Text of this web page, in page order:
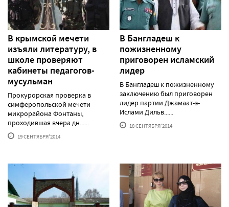
В крымской мечети
изъяли литературу, в
школе проверяют
кабинеты педагогов-
мусульман
Прокурорская проверка в
симферопольской мечети
микрорайона Фонтаны,
проходившая вчера дн......
19 СЕНТЯБРЯ'2014
В Бангладеш к
пожизненному
приговорен исламский
лидер
В Бангладеш к пожизненному
заключению был приговорен
лидер партии Джамаат-э-
Ислами Дильв......
18 СЕНТЯБРЯ'2014